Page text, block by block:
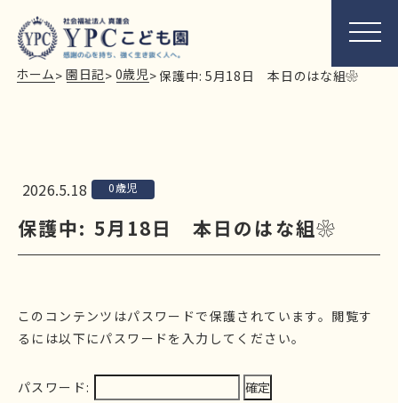
ホーム> 園日記> 0歳児> 保護中: 5月18日 本日のはな組❀
2026.5.18 0歳児
保護中: 5月18日 本日のはな組❀
このコンテンツはパスワードで保護されています。閲覧す
るには以下にパスワードを入力してください。
パスワード: